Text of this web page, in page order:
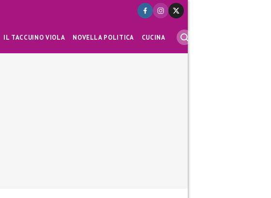
IL TACCUINO VIOLA NOVELLA POLITICA CUCINA